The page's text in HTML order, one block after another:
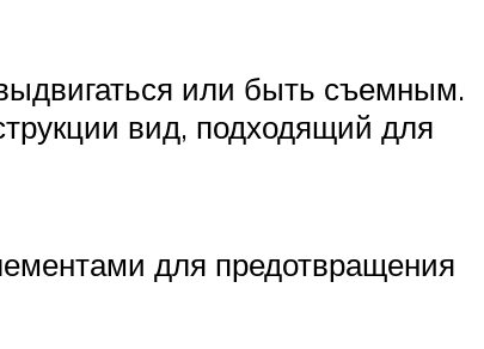
или быть съемным.
вид, подходящий для
для предотвращения